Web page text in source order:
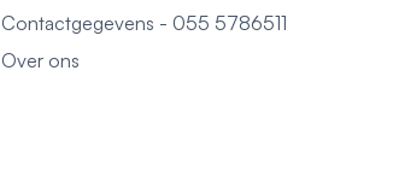
Contactgegevens - 055 5786511
Over ons